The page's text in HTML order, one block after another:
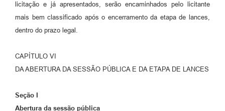
licitação e já apresentados, serão encaminhados pelo licitante
mais bem classificado após o encerramento da etapa de lances,
dentro do prazo legal.
CAPÍTULO VI
DA ABERTURA DA SESSÃO PÚBLICA E DA ETAPA DE LANCES
Seção I
Abertura da sessão pública